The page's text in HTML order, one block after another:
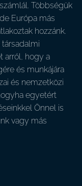
Többségük
Európa más
hozzánk.
arról, hogy a
és munkájára
és nemzetközi
egyetért
Önnel is
vagy más